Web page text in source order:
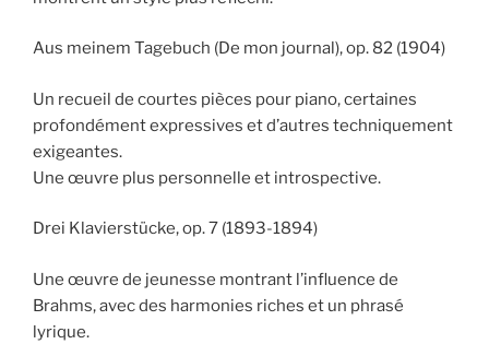
Aus meinem Tagebuch (De mon journal), op. 82 (1904)
Un recueil de courtes pièces pour piano, certaines
profondément expressives et d’autres techniquement
exigeantes.
Une œuvre plus personnelle et introspective.
Drei Klavierstücke, op. 7 (1893-1894)
Une œuvre de jeunesse montrant l’influence de
Brahms, avec des harmonies riches et un phrasé
lyrique.